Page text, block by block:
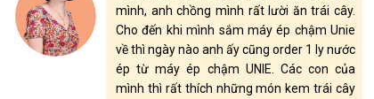
mình, anh chồng mình rất lười ăn trái cây.
Cho đến khi mình sắm máy ép chậm Unie
về thì ngày nào anh ấy cũng order 1 ly nước
ép từ máy ép chậm UNIE. Các con của
mình thì rất thích những món kem trái cây